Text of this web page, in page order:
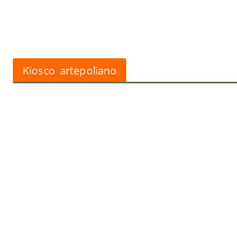
Kiosco artepoliano